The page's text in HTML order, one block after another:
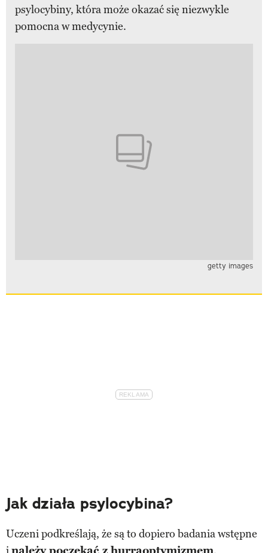
psylocybiny, która może okazać się niezwykle
pomocna w medycynie.
getty images
Jak działa psylocybina?
Uczeni podkreślają, że są to dopiero badania wstępne